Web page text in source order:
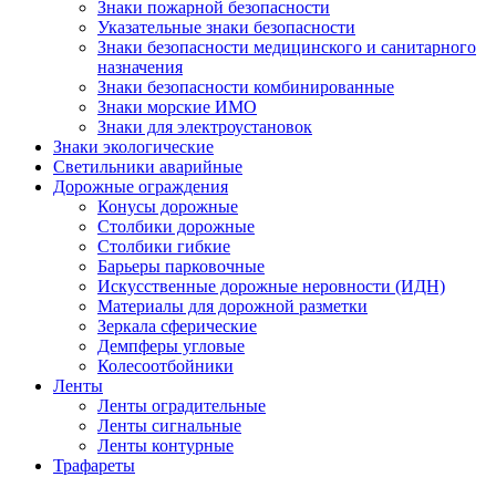
Знаки пожарной безопасности
Указательные знаки безопасности
Знаки безопасности медицинского и санитарного
назначения
Знаки безопасности комбинированные
Знаки морские ИМО
Знаки для электроустановок
Знаки экологические
Светильники аварийные
Дорожные ограждения
Конусы дорожные
Столбики дорожные
Столбики гибкие
Барьеры парковочные
Искусственные дорожные неровности (ИДН)
Материалы для дорожной разметки
Зеркала сферические
Демпферы угловые
Колесоотбойники
Ленты
Ленты оградительные
Ленты сигнальные
Ленты контурные
Трафареты